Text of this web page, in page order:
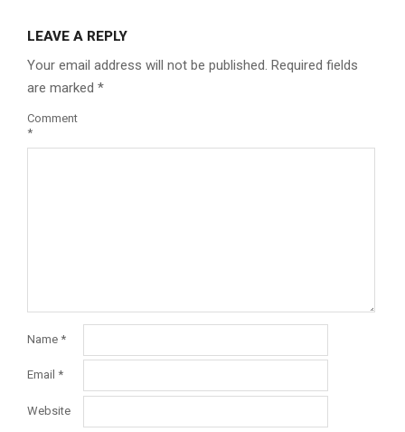
LEAVE A REPLY
Your email address will not be published. Required fields
are marked *
Comment
*
Name *
Email *
Website